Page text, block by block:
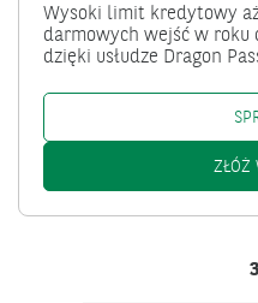
Wysoki limit kredytowy aż
darmowych wejść w
dzięki usłudze Dragon
ZŁÓŻ
3